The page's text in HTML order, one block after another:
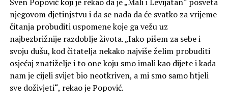
njegovom djetinjstvu i da se nada da će svatko za vrijeme
čitanja probuditi uspomene koje ga vežu uz
najbezbrižnije razdoblje života. „Iako pišem za sebe i
svoju dušu, kod čitatelja nekako najviše želim probuditi
osjećaj znatiželje i to one koju smo imali kao dijete i kada
nam je cijeli svijet bio neotkriven, a mi smo samo htjeli
sve doživjeti“, rekao je Popović.